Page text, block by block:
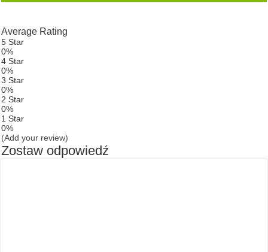
Average Rating
5 Star
0%
4 Star
0%
3 Star
0%
2 Star
0%
1 Star
0%
(Add your review)
Zostaw odpowiedź